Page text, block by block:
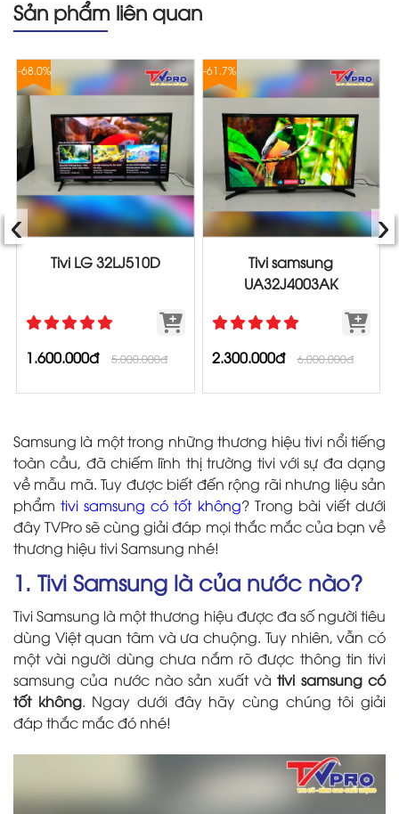
Sản phẩm liên quan
-68.0%
Tivi LG 32LJ510D
1.600.000đ 5.000.000đ
-61.7%
Tivi samsung
UA32J4003AK
2.300.000đ 6.000.000đ
‹ ›
Samsung là một trong những thương hiệu tivi nổi tiếng
toàn cầu, đã chiếm lĩnh thị trường tivi với sự đa dạng
về mẫu mã. Tuy được biết đến rộng rãi nhưng liệu sản
phẩmtivi samsung có tốt không? Trong bài viết dưới
đây TVPro sẽ cùng giải đáp mọi thắc mắc của bạn về
thương hiệu tivi Samsung nhé!
1. Tivi Samsung là của nước nào?
Tivi Samsung là một thương hiệu được đa số người tiêu
dùng Việt quan tâm và ưa chuộng. Tuy nhiên, vẫn có
một vài người dùng chưa nắm rõ được thông tin tivi
samsung của nước nào sản xuất vàtivi samsung có
tốt không. Ngay dưới đây hãy cùng chúng tôi giải
đáp thắc mắc đó nhé!